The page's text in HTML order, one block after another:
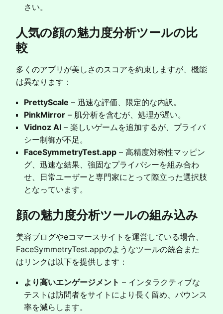
さい。
人気の顔の魅力度分析ツールの比
較
多くのアプリが美しさのスコアを約束しますが、機能
は異なります：
PrettyScale – 迅速な評価、限定的な内訳。
PinkMirror – 肌分析を含むが、処理が遅い。
Vidnoz AI – 楽しいゲームを追加するが、プライバ
シー制御が不足。
FaceSymmetryTest.app – 高精度対称性マッピン
グ、迅速な結果、強固なプライバシーを組み合わ
せ、日常ユーザーと専門家にとって際立った選択肢
となっています。
顔の魅力度分析ツールの組み込み
美容ブログやeコマースサイトを運営している場合、
FaceSymmetryTest.appのようなツールの統合また
はリンクは以下を提供します：
より高いエンゲージメント – インタラクティブな
テストは訪問者をサイトにより長く留め、バウンス
率を減らします。